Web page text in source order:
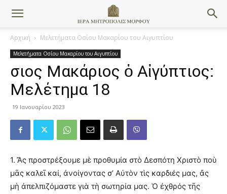
Αρχική Μελετήματα Οσίου Μακαρίου του Αιγυπτίου
Μελετήματα Οσίου Μακαρίου του Αιγυπτίου
Ὅσιος Μακάριος ὁ Αἰγύπτιος:
Mελέτημα 18
19 Ιανουαρίου 2023
1. Ἄς προστρέξουμε μὲ προθυμία στὸ Δεσπότη Χριστὸ ποὺ
μᾶς καλεῖ καί, ἀνοίγοντας σ’ Αὐτὸν τὶς καρδιές μας, ἄς
μὴ ἀπελπιζόμαστε γιὰ τὴ σωτηρία μας. Ὁ ἐχθρός τῆς